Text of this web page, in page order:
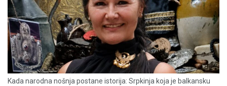
Kada narodna nošnja postane istorija: Srpkinja koja je balkansku